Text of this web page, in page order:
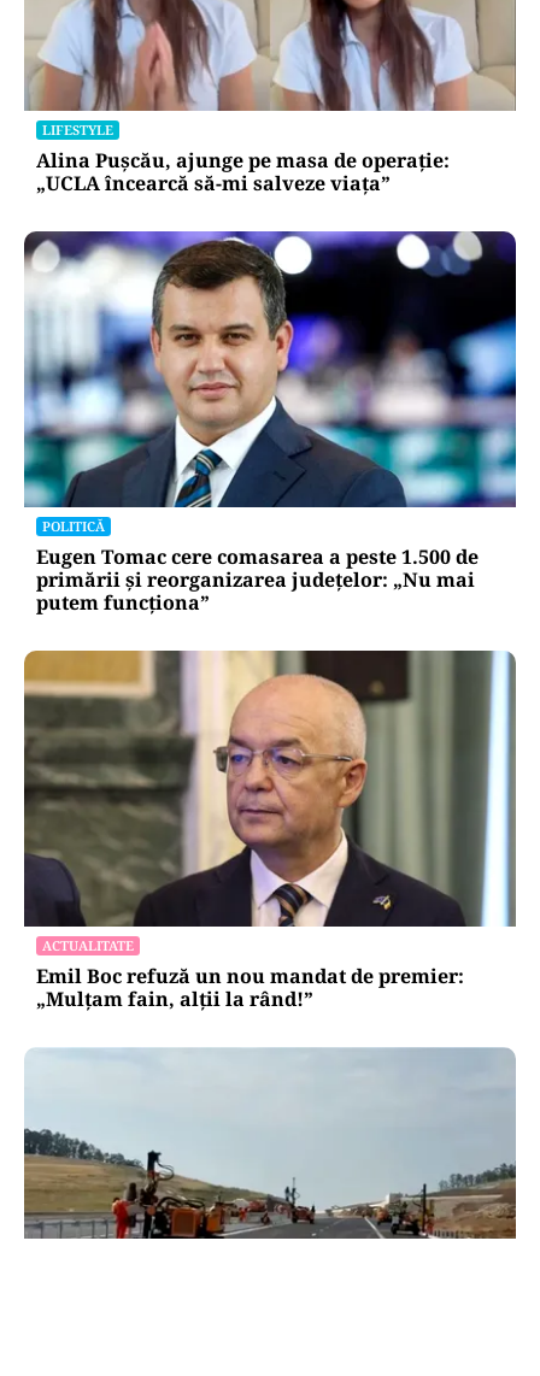
LIFESTYLE
Alina Pușcău, ajunge pe masa de operație:
„UCLA încearcă să-mi salveze viața”
POLITICĂ
Eugen Tomac cere comasarea a peste 1.500 de
primării și reorganizarea județelor: „Nu mai
putem funcționa”
ACTUALITATE
Emil Boc refuză un nou mandat de premier:
„Mulțam fain, alții la rând!”